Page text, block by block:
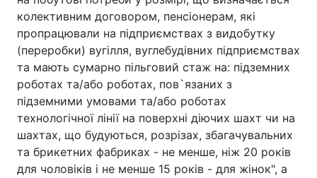
Україна Політика
Економіка Світ
Спорт Наука
Техно і зв'язок Лайт
Зброя Інциденти
Здоров'я Туризм
колективним договором, пенсіонерам, які
пропрацювали на підприємствах з видобутку
(переробки) вугілля, вуглебудівних підприємствах
та мають сумарно пільговий стаж на: підземних
роботах та/або роботах, пов`язаних з
підземними умовами та/або роботах
технологічної лінії на поверхні діючих шахт чи на
шахтах, що будуються, розрізах, збагачувальних
та брикетних фабриках - не менше, ніж 20 років
для чоловіків і не менше 15 років - для жінок", а